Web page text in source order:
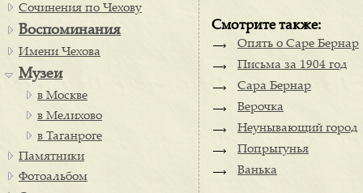
Смотрите также:
Опять о Саре Бернар
Письма за 1904 год
Сара Бернар
Верочка
Неунывающий город
Попрыгунья
Ванька
Сочинения по Чехову
Воспоминания
Имени Чехова
Музеи
в Москве
в Мелихово
в Таганроге
Памятники
Фотоальбом